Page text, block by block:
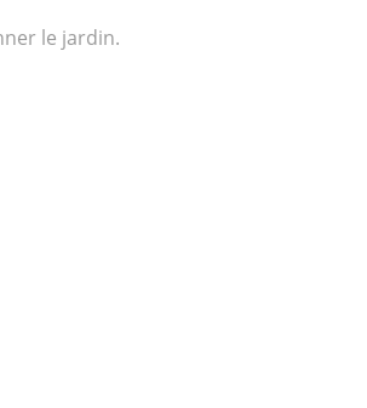
le jardin.